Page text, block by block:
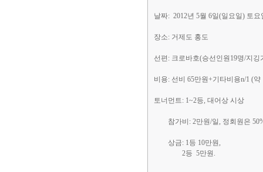
날짜: 2012년 5월 6일(일요일) 토
장소: 거제도 홍도
선편: 크로바호(승선인원19명/지깅
비용: 선비 65만원+기타비용n/1 (약
토너먼트: 1~2등, 대어상 시상
참가비: 2만원/일, 정회원은
상금: 1등 10만원,
2등 5만원.